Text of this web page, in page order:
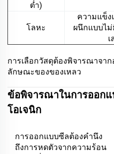
ต่ำ)
โลหะ
ความแข็ง
ผนึกแบบไ
เ
การเลือกวัสดุต้องพิจารณาจา
ลักษณะของของเหลว
ข้อพิจารณาในการออก
โอเจนิก
การออกแบบซีลต้องคำนึง
ถึงการหดตัวจากความร้อน